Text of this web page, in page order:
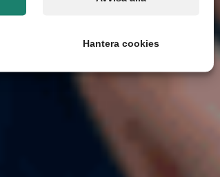
Hantera cookies